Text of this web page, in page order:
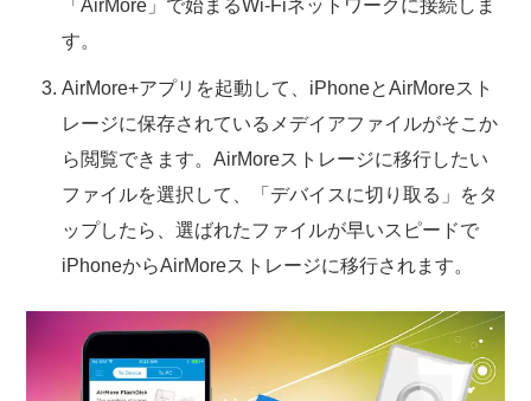
「AirMore」で始まるWi-Fiネットワークに接続しま
す。
AirMore+アプリを起動して、iPhoneとAirMoreスト
レージに保存されているメデイアファイルがそこか
ら閲覧できます。AirMoreストレージに移行したい
ファイルを選択して、「デバイスに切り取る」をタ
ップしたら、選ばれたファイルが早いスピードで
iPhoneからAirMoreストレージに移行されます。